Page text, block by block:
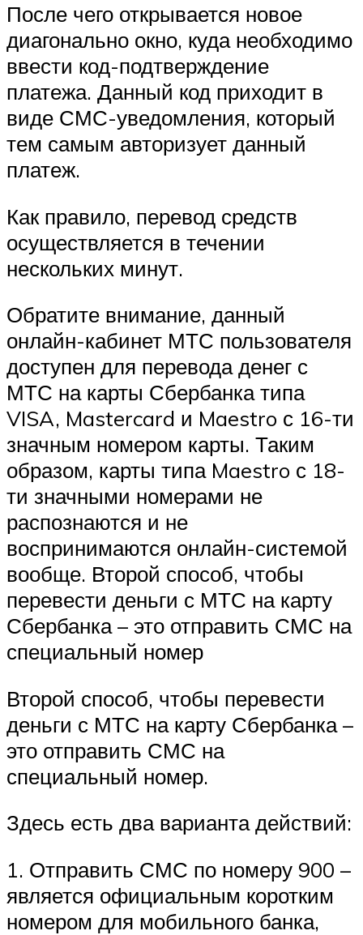
После чего открывается новое
диагонально окно, куда необходимо
ввести код-подтверждение
платежа. Данный код приходит в
виде СМС-уведомления, который
тем самым авторизует данный
платеж.
Как правило, перевод средств
осуществляется в течении
нескольких минут.
Обратите внимание, данный
онлайн-кабинет МТС пользователя
доступен для перевода денег с
МТС на карты Сбербанка типа
VISA, Mastercard и Maestro с 16-ти
значным номером карты. Таким
образом, карты типа Maestro с 18-
ти значными номерами не
распознаются и не
воспринимаются онлайн-системой
вообще. Второй способ, чтобы
перевести деньги с МТС на карту
Сбербанка – это отправить СМС на
специальный номер
Второй способ, чтобы перевести
деньги с МТС на карту Сбербанка –
это отправить СМС на
специальный номер.
Здесь есть два варианта действий:
1. Отправить СМС по номеру 900 –
является официальным коротким
номером для мобильного банка,